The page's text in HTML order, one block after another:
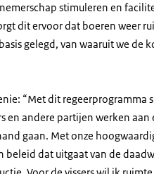
stimuleren en
dit ervoor dat boeren weer
gelegd, van waaruit we de
“Met dit
en andere partijen werken
gaan. Met onze
beleid dat uitgaat van de